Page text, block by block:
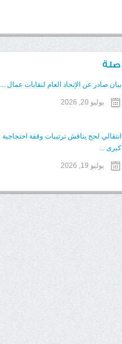
صلة
بيان صادر عن الإتحاد العام لنقابات عمال ...
يوليو 20, 2026
انتقالي لحج يناقش ترتيبات وقفة احتجاجية
كبرى ...
يوليو 19, 2026